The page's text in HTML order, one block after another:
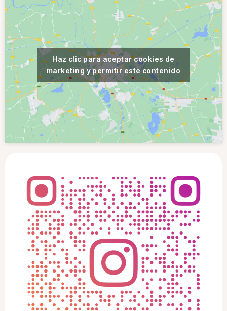
Haz clic para aceptar cookies de
marketing y permitir este contenido